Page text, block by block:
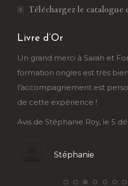
Téléchargez le catalogue
Livre d’Or
Un grand merci à Sarah et
formation ongles est très
l’accompagnement est
de cette expérience !
Avis de Stéphanie Roy, le 5
Stéphanie